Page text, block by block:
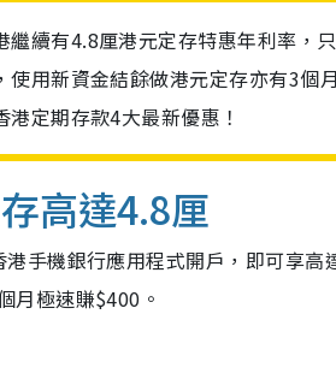
續有4.8厘港元定存特惠年利率，
用新資金結餘做港元定存亦有3個
定期存款4大最新優惠！
高達4.8厘
手機銀行應用程式開戶，即可享
月極速賺$400。